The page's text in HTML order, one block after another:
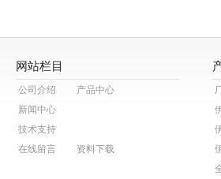
网站栏目
公司介绍
产品中心
新闻中心
技术支持
在线留言
资料下载